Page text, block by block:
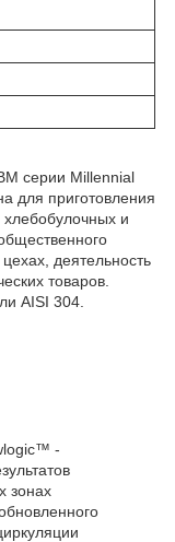
серии Millennial
для приготовления
хлебобулочных и
деятельность
товаров.
AISI 304.
-
зонах